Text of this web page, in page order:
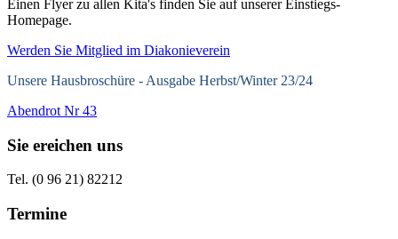
Einen Flyer zu allen Kita's finden Sie auf unserer Einstiegs-
Homepage.
Werden Sie Mitglied im Diakonieverein
Unsere Hausbroschüre - Ausgabe Herbst/Winter 23/24
Abendrot Nr 43
Sie ereichen uns
Tel. (0 96 21) 82212
Termine